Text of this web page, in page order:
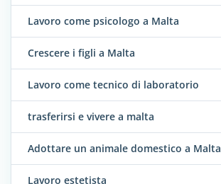
Lavoro come psicologo a Malta
Crescere i figli a Malta
Lavoro come tecnico di laboratorio
trasferirsi e vivere a malta
Adottare un animale domestico a Malta
Lavoro estetista